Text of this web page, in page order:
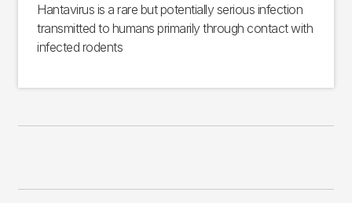
Hantavirus is a rare but potentially serious infection
transmitted to humans primarily through contact with
infected rodents